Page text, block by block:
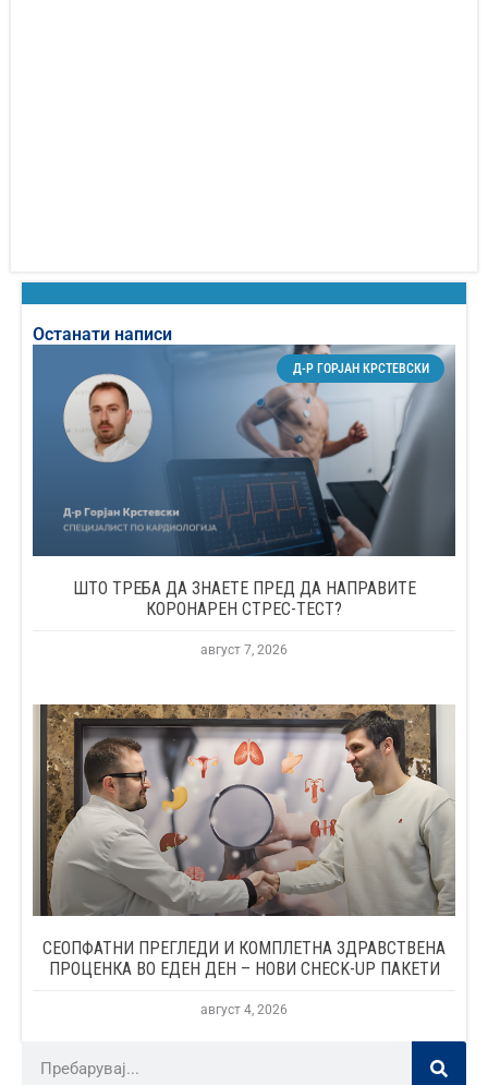
Останати написи
Д-Р ГОРЈАН КРСТЕВСКИ
ШТО ТРЕБА ДА ЗНАЕТЕ ПРЕД ДА НАПРАВИТЕ
КОРОНАРЕН СТРЕС-ТЕСТ?
август 7, 2026
СЕОПФАТНИ ПРЕГЛЕДИ И КОМПЛЕТНА ЗДРАВСТВЕНА
ПРОЦЕНКА ВО ЕДЕН ДЕН – НОВИ CHECK-UP ПАКЕТИ
август 4, 2026